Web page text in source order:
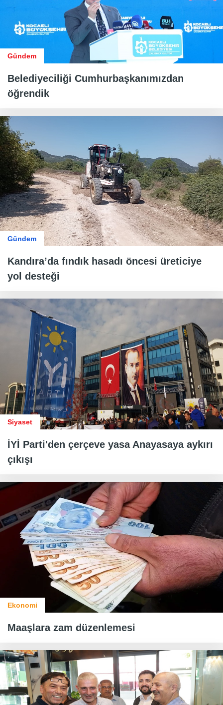
Gündem
Belediyeciliği Cumhurbaşkanımızdan
öğrendik
Gündem
Kandıra’da fındık hasadı öncesi üreticiye
yol desteği
Siyaset
İYİ Parti'den çerçeve yasa Anayasaya aykırı
çıkışı
Ekonomi
Maaşlara zam düzenlemesi